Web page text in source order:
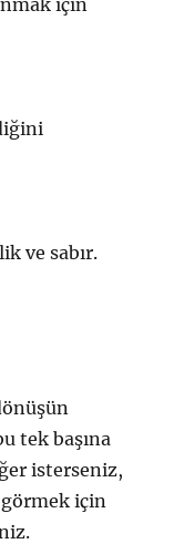
ve sabır.
tek başına
isterseniz,
için